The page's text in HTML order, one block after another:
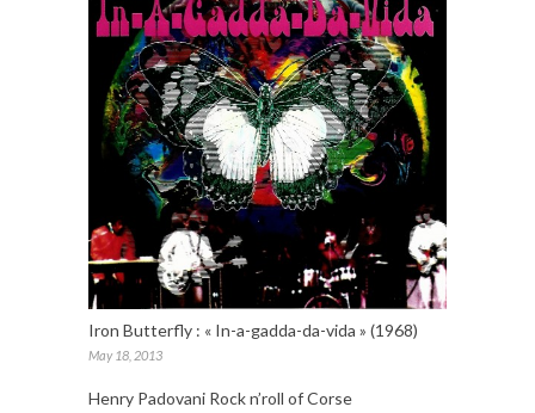
Iron Butterfly : « In-a-gadda-da-vida » (1968)
May 18, 2013
Henry Padovani Rock n’roll of Corse